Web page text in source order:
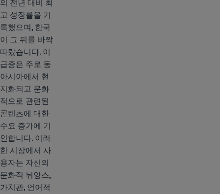
의 전년 대비 최
고 성장률을 기
록했으며, 한국
이 그 뒤를 바짝
따랐습니다. 이
급증은 주로 동
아시아에서 현
지화되고 문화
적으로 관련된
콘텐츠에 대한
수요 증가에 기
인합니다. 이러
한 시장에서 사
용자는 자신의
문화적 뉘앙스,
가치관, 언어적